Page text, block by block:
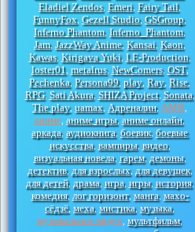
Eladiel Zendos, Emeri, Fairy Tail,
FunnyFox, Gezell Studio, GSGroup,
Inferno Phantom, Inferno_Phantom,
Jam, JazzWay Anime, Kansai, Kaon,
Kawas, Kirigava Yuki, LE-Production,
loster01, metalrus, NewComers, OST,
Pechenka, Persona99, play, Ray, Rise,
RPG, Sati Akura, SHIZA Project, Sonata,
The play, uamax, Адреналин, АМВ
аниме аниме игры, аниме онлайн,
аркада, аудиокнига, боевик, боевые
искусства, вампиры, видео,
визуальная новела, гарем, демоны,
детектив, для взрослых, для девушек,
для детей, драма, игра, игры, история,
комедия, лог горизонт, манга, махо-
сёдзё, меха, мистика, музыка,
музыкальное видео мультфильм,